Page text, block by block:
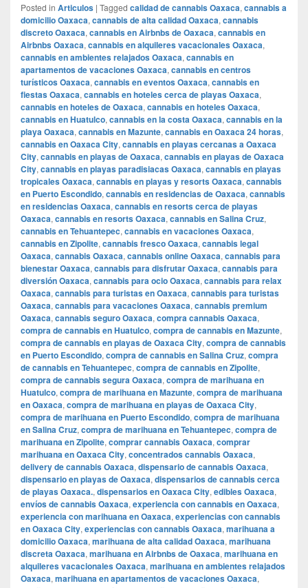
Posted in Articulos | Tagged calidad de cannabis Oaxaca, cannabis a
domicilio Oaxaca, cannabis de alta calidad Oaxaca, cannabis
discreto Oaxaca, cannabis en Airbnbs de Oaxaca, cannabis en
Airbnbs Oaxaca, cannabis en alquileres vacacionales Oaxaca,
cannabis en ambientes relajados Oaxaca, cannabis en
apartamentos de vacaciones Oaxaca, cannabis en centros
turísticos Oaxaca, cannabis en eventos Oaxaca, cannabis en
fiestas Oaxaca, cannabis en hoteles cerca de playas Oaxaca,
cannabis en hoteles de Oaxaca, cannabis en hoteles Oaxaca,
cannabis en Huatulco, cannabis en la costa Oaxaca, cannabis en la
playa Oaxaca, cannabis en Mazunte, cannabis en Oaxaca 24 horas,
cannabis en Oaxaca City, cannabis en playas cercanas a Oaxaca
City, cannabis en playas de Oaxaca, cannabis en playas de Oaxaca
City, cannabis en playas paradisiacas Oaxaca, cannabis en playas
tropicales Oaxaca, cannabis en playas y resorts Oaxaca, cannabis
en Puerto Escondido, cannabis en residencias de Oaxaca, cannabis
en residencias Oaxaca, cannabis en resorts cerca de playas
Oaxaca, cannabis en resorts Oaxaca, cannabis en Salina Cruz,
cannabis en Tehuantepec, cannabis en vacaciones Oaxaca,
cannabis en Zipolite, cannabis fresco Oaxaca, cannabis legal
Oaxaca, cannabis Oaxaca, cannabis online Oaxaca, cannabis para
bienestar Oaxaca, cannabis para disfrutar Oaxaca, cannabis para
diversión Oaxaca, cannabis para ocio Oaxaca, cannabis para relax
Oaxaca, cannabis para turistas en Oaxaca, cannabis para turistas
Oaxaca, cannabis para vacaciones Oaxaca, cannabis premium
Oaxaca, cannabis seguro Oaxaca, compra cannabis Oaxaca,
compra de cannabis en Huatulco, compra de cannabis en Mazunte,
compra de cannabis en playas de Oaxaca City, compra de cannabis
en Puerto Escondido, compra de cannabis en Salina Cruz, compra
de cannabis en Tehuantepec, compra de cannabis en Zipolite,
compra de cannabis segura Oaxaca, compra de marihuana en
Huatulco, compra de marihuana en Mazunte, compra de marihuana
en Oaxaca, compra de marihuana en playas de Oaxaca City,
compra de marihuana en Puerto Escondido, compra de marihuana
en Salina Cruz, compra de marihuana en Tehuantepec, compra de
marihuana en Zipolite, comprar cannabis Oaxaca, comprar
marihuana en Oaxaca City, concentrados cannabis Oaxaca,
delivery de cannabis Oaxaca, dispensario de cannabis Oaxaca,
dispensario en playas de Oaxaca, dispensarios de cannabis cerca
de playas Oaxaca., dispensarios en Oaxaca City, edibles Oaxaca,
envíos de cannabis Oaxaca, experiencia con cannabis en Oaxaca,
experiencia con marihuana en Oaxaca, experiencias con cannabis
en Oaxaca City, experiencias con cannabis Oaxaca, marihuana a
domicilio Oaxaca, marihuana de alta calidad Oaxaca, marihuana
discreta Oaxaca, marihuana en Airbnbs de Oaxaca, marihuana en
alquileres vacacionales Oaxaca, marihuana en ambientes relajados
Oaxaca, marihuana en apartamentos de vacaciones Oaxaca,